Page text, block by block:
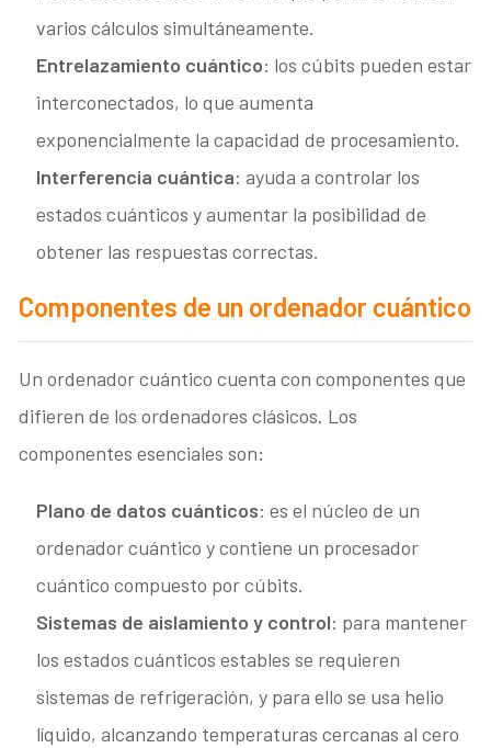
varios cálculos simultáneamente.
Entrelazamiento cuántico: los cúbits pueden estar
interconectados, lo que aumenta
exponencialmente la capacidad de procesamiento.
Interferencia cuántica: ayuda a controlar los
estados cuánticos y aumentar la posibilidad de
obtener las respuestas correctas.
Componentes de un ordenador cuántico
Un ordenador cuántico cuenta con componentes que
difieren de los ordenadores clásicos. Los
componentes esenciales son:
Plano de datos cuánticos: es el núcleo de un
ordenador cuántico y contiene un procesador
cuántico compuesto por cúbits.
Sistemas de aislamiento y control: para mantener
los estados cuánticos estables se requieren
sistemas de refrigeración, y para ello se usa helio
líquido, alcanzando temperaturas cercanas al cero